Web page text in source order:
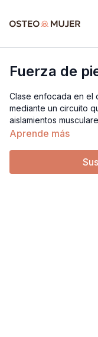
Fuerza de
Clase enfocada en el
mediante un circuito
aislamientos
repeticiones en
Implementos
Aprende más